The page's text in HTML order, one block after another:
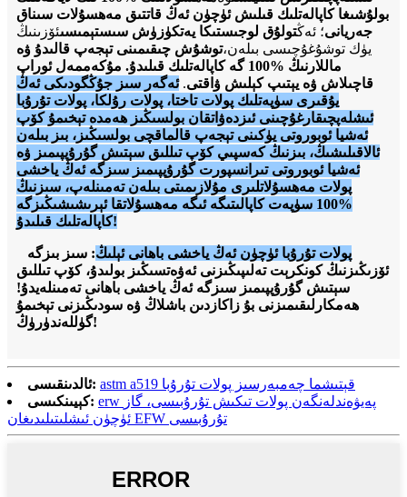
بولۇشىغا كاپالەتلىك قىلىش ئۈچۈن ئەڭ قاتتىق مەھسۇلات سىناق
جەريانى؛ ئەڭتولۇق لوجىستىكا يەتكۈزۈش سىستېمىسىئۆزىنىڭ
يۈك توشۇغۇچىسى بىلەن،توشۇش چىقىمىنى تېجەپ قالىدۇ ۋە
ماللارنىڭ %100 گە كاپالەتلىك قىلىدۇ. مۇكەممەل ئوراپ
قاچىلاش ۋە يېتىپ كېلىش ۋاقتى. ئەگەر سىز جۇڭگودىكى ئەڭ
يۇقىرى سۈپەتلىك پولات تاختا، پولات رۇلكا، پولات تۇرۇبا
ئىشلەپچىقارغۇچىنى ئىزدەۋاتقان بولسىڭىز ھەمدە تېخىمۇ كۆپ
ئەشيا ئوبوروتى يۈكىنى تېجەپ قالماقچى بولسىڭىز، بىز بىلەن
ئالاقىلىشىڭ، بىزنىڭ كەسپىي كۆپ تىللىق سېتىش گۇرۇپپىمىز ۋە
ئەشيا ئوبوروتى تىرانسپورت گۇرۇپپىمىز سىزگە ئەڭ ياخشى
پولات مەھسۇلاتلىرى مۇلازىمىتى بىلەن تەمىنلەپ، سىزنىڭ
%100 سۈپەت كاپالىتىگە ئىگە مەھسۇلاتقا ئېرىشىشىڭىزگە
كاپالەتلىك قىلىدۇ!
پولات تۇرۇبا ئۈچۈن ئەڭ ياخشى باھانى ئېلىڭ: سىز بىزگە
ئۆزىڭىزنىڭ كونكرېت تەلىپىڭىزنى ئەۋەتسىڭىز بولىدۇ، كۆپ تىللىق
سېتىش گۇرۇپپىمىز سىزگە ئەڭ ياخشى باھانى تەمىنلەيدۇ!
ھەمكارلىقىمىزنى بۇ زاكازدىن باشلاڭ ۋە سودىڭىزنى تېخىمۇ
گۈللەندۈرۈڭ!
ئالدىنقىسى:
astm a519 قېتىشما چەمبەرسىز پولات تۇرۇبا
كېيىنكىسى: erw پەيۋەندلەنگەن پولات تىكىش تۇرۇبىسى، گاز
ئۈچۈن ئىشلىتىلىدىغان EFW تۇرۇبىسى